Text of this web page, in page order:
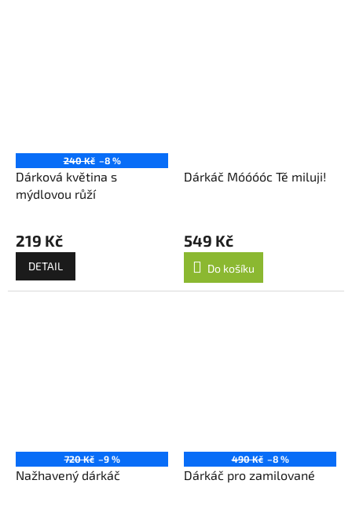
240 Kč –8 %
Dárková květina s
mýdlovou růží
219 Kč
DETAIL
Dárkáč Móóóóc Tě miluji!
549 Kč
Do košíku
720 Kč –9 %
Nažhavený dárkáč
490 Kč –8 %
Dárkáč pro zamilované